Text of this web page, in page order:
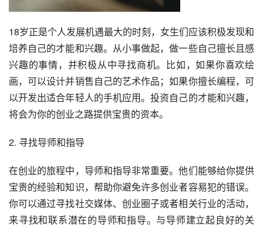
18岁正是个人发展机遇最大的时刻，女生们应该积极发现和
培养自己的才能和兴趣。从小事做起，做一些自己擅长且感
兴趣的事情，并积极从中寻找商机。比如，如果你喜欢绘
画，可以设计并销售自己的艺术作品；如果你擅长编程，可
以开发出适合年轻人的手机应用。投资自己的才能和兴趣，
将会为你的创业之路提供宝贵的资本。
2. 寻找导师和指导
在创业的旅程中，导师和指导非常重要。他们能够给你提供
宝贵的经验和知识，帮助你避免许多创业者容易犯的错误。
你可以通过寻找社交媒体、创业圈子或者相关行业的活动，
来寻找和联系潜在的导师和指导。与导师建立起良好的关